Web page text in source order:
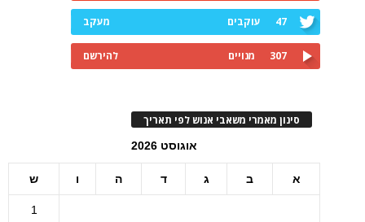
47 עוקבים מעקב
307 מנויים להירשם
סינון מאמרי משאבי אנוש לפי תאריך
אוגוסט 2026
א ב ג ד ה ו ש
1